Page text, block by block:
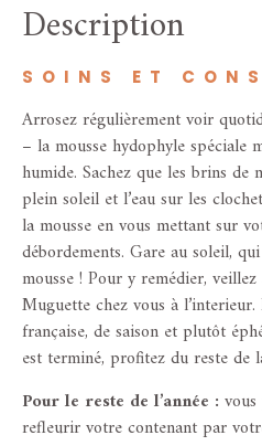
Description
SOINS ET
Arrosez régulièrement voir
– la mousse hydophyle spéciale
humide. Sachez que les brins de
plein soleil et l’eau sur les
la mousse en vous mettant sur
débordements. Gare au soleil,
mousse ! Pour y remédier,
Muguette chez vous à
française, de saison et plutôt
est terminé, profitez du reste de
Pour le reste de l’année :
refleurir votre contenant par